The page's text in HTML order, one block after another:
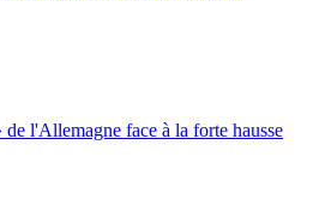
l'Allemagne face à la forte hausse